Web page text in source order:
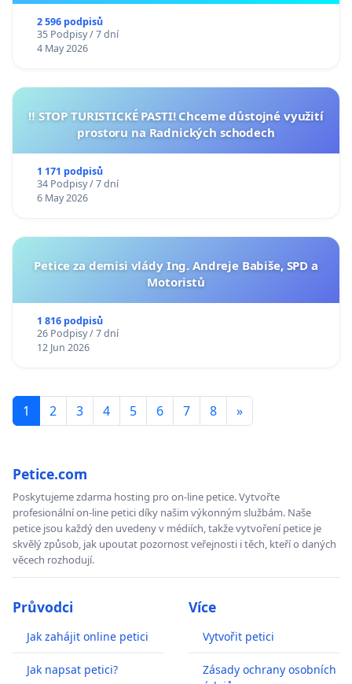
2 596 podpisů
35 Podpisy / 7 dní
4 May 2026
‼️ STOP TURISTICKÉ PASTI! Chceme důstojné využití
prostoru na Radnických schodech
1 171 podpisů
34 Podpisy / 7 dní
6 May 2026
Petice za demisi vlády Ing. Andreje Babiše, SPD a
Motoristů
1 816 podpisů
26 Podpisy / 7 dní
12 Jun 2026
1 2 3 4 5 6 7 8 »
Petice.com
Poskytujeme zdarma hosting pro on-line petice. Vytvořte
profesionální on-line petici díky našim výkonným službám. Naše
petice jsou každý den uvedeny v médiích, takže vytvoření petice je
skvělý způsob, jak upoutat pozornost veřejnosti i těch, kteří o daných
věcech rozhodují.
Průvodci
Jak zahájit online petici
Jak napsat petici?
Více
Vytvořit petici
Zásady ochrany osobních